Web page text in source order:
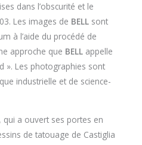
dans l’obscurité et le
Les images de BELL sont
à l’aide du procédé de
approche que BELL appelle
». Les photographies sont
industrielle et de science-
qui a ouvert ses portes en
de tatouage de Castiglia